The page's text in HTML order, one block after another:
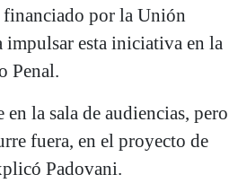
por la Unión
impulsar esta iniciativa en la
Penal.
en la sala de audiencias, pero
fuera, en el proyecto de
Padovani.